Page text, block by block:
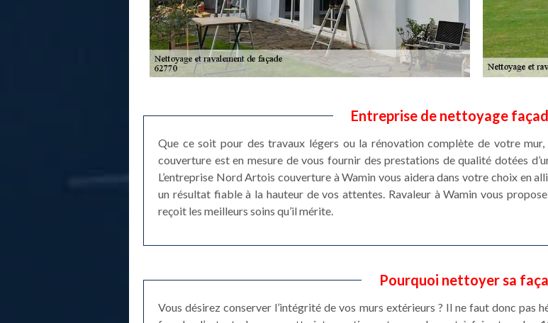
Entreprise de nettoyage
Que ce soit pour des travaux légers ou la rénovation complète de votre
couverture est en mesure de vous fournir des prestations de qualité dotées
L’entreprise Nord Artois couverture à Wamin vous aidera dans votre choix en
un résultat fiable à la hauteur de vos attentes. Ravaleur à Wamin vous
reçoit les meilleurs soins qu’il mérite.
Pourquoi nettoyer sa
Vous désirez conserver l’intégrité de vos murs extérieurs ? Il ne faut donc pas